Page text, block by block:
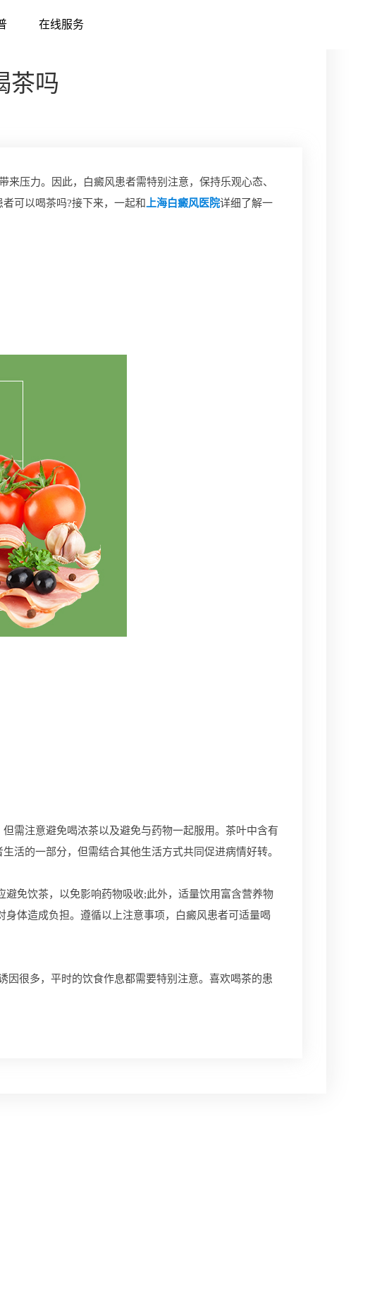
在线服务
茶吗
压力。因此，白癜风患者需特别注意，保持乐观心态、
可以喝茶吗?接下来，一起和
上海白癜风医院详细了解一
注意避免喝浓茶以及避免与药物一起服用。茶叶中含有
活的一部分，但需结合其他生活方式共同促进病情好转。
免饮茶，以免影响药物吸收;此外，适量饮用富含营养物
体造成负担。遵循以上注意事项，白癜风患者可适量喝
很多，平时的饮食作息都需要特别注意。喜欢喝茶的患